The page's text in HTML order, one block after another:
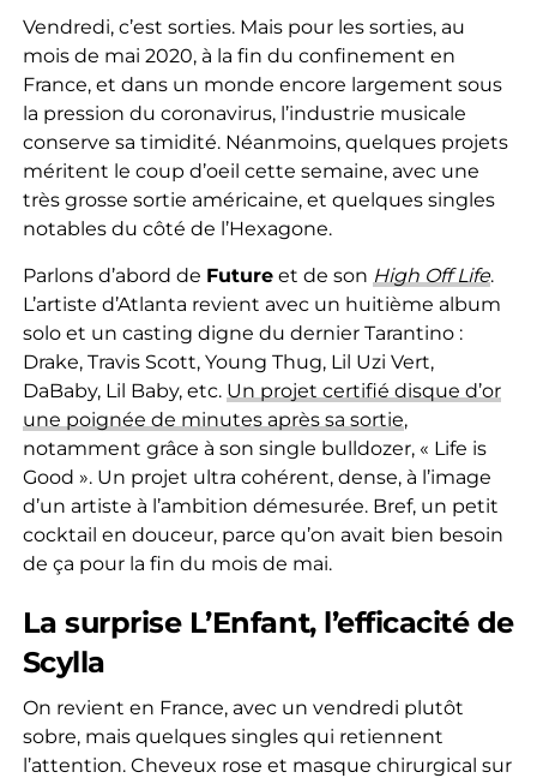
Vendredi, c’est sorties. Mais pour les sorties, au
mois de mai 2020, à la fin du confinement en
France, et dans un monde encore largement sous
la pression du coronavirus, l’industrie musicale
conserve sa timidité. Néanmoins, quelques projets
méritent le coup d’oeil cette semaine, avec une
très grosse sortie américaine, et quelques singles
notables du côté de l’Hexagone.
Parlons d’abord de Futureet de son High Off Life.
L’artiste d’Atlanta revient avec un huitième album
solo et un casting digne du dernier Tarantino :
Drake, Travis Scott, Young Thug, Lil Uzi Vert,
DaBaby, Lil Baby, etc. Un projet certifié disque d’or
une poignée de minutes après sa sortie,
notamment grâce à son single bulldozer, « Life is
Good ». Un projet ultra cohérent, dense, à l’image
d’un artiste à l’ambition démesurée. Bref, un petit
cocktail en douceur, parce qu’on avait bien besoin
de ça pour la fin du mois de mai.
La surprise L’Enfant, l’efficacité de
Scylla
On revient en France, avec un vendredi plutôt
sobre, mais quelques singles qui retiennent
l’attention. Cheveux rose et masque chirurgical sur